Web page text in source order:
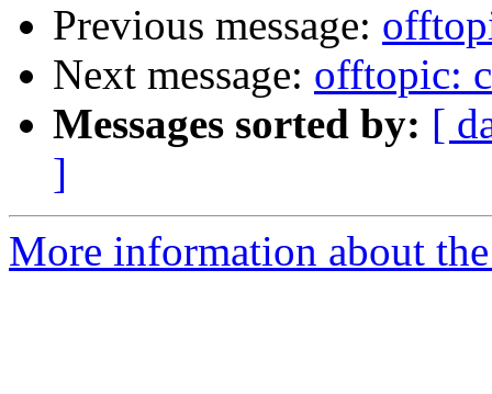
Previous message:
Next message: offtopic:
Messages sorted by: [
]
More information about